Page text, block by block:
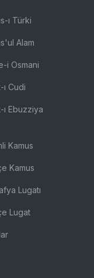
ı Türki
Alam
i Osmani
ı Cudi
ı Ebuzziya
Kamus
Kamus
Lugatı
Lugat